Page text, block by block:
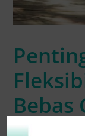
Bebas
Ilustrasi gerakan